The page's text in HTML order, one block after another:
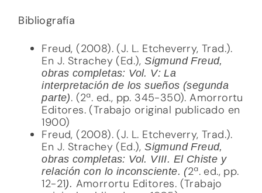
Bibliografía
Freud, (2008). (J. L. Etcheverry, Trad.).
En J. Strachey (Ed.),Sigmund Freud,
obras completas: Vol. V: La
interpretación de los sueños (segunda
parte). (2ª. ed., pp. 345-350). Amorrortu
Editores. (Trabajo original publicado en
1900)
Freud, (2008). (J. L. Etcheverry, Trad.).
En J. Strachey (Ed.),Sigmund Freud,
obras completas: Vol. VIII. El Chiste y
relación con lo inconsciente. (2ª. ed., pp.
12-21). Amorrortu Editores. (Trabajo